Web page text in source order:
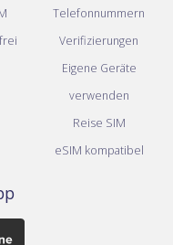
Telefonnummern
Verifizierungen
Eigene Geräte
verwenden
Reise SIM
eSIM kompatibel